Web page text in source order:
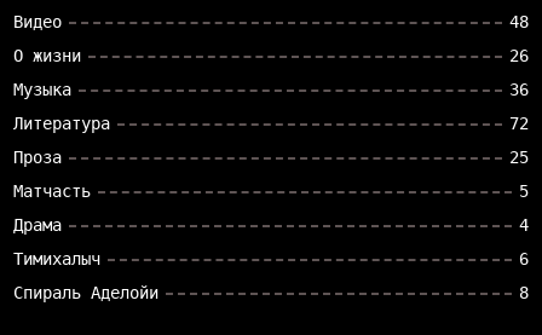
Видео
48
О жизни
26
Музыка
36
Литература
72
Проза
25
Матчасть
5
Драма
4
Тимихалыч
6
Спираль Аделойи
8